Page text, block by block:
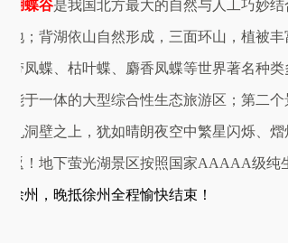
蝴蝶谷是我国北方最大的自然与人工巧妙
地；背湖依山自然形成，三面环山，植被
带凤蝶、枯叶蝶、麝香凤蝶等世界著名种类
能于一体的大型综合性生态旅游区；第二
乳洞壁之上，犹如晴朗夜空中繁星闪烁、
返！地下萤光湖景区按照国家AAAAA级纯
徐州，晚抵徐州全程愉快结束！